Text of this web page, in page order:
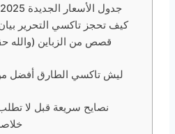
جدول الأسعار الجديدة 2025 (تحديث نوفمبر)
كيف تحجز تاكسي التحرير
قصص من الزباين (والله
ليش تاكسي الطارق أفضل
نصايح سريعة قبل لا